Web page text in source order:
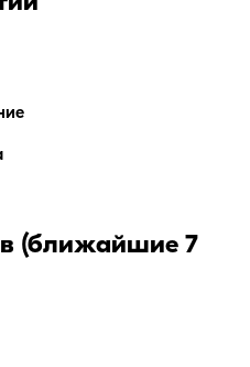
(ближайшие 7